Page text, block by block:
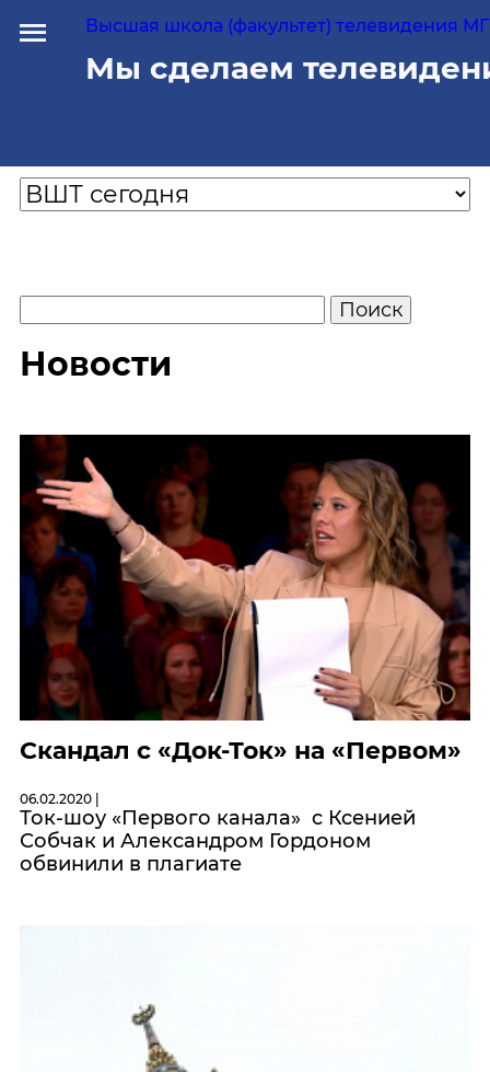
Высшая школа (факультет) телевидения
Мы сделаем
Новости
Скандал с «Док-Ток» на «Первом»
06.02.2020 |
Ток-шоу «Первого канала» с Ксенией
Собчак и Александром Гордоном
обвинили в плагиате